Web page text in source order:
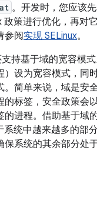
。开发时，您应该
政策进行优化，再对
参阅实现 SELinux。
持基于域的宽容模
）设为宽容模式，同
。简单来说，域是安
的标签，安全政策会
的进程。借助基于域
系统中越来越多的部
系统的其余部分处